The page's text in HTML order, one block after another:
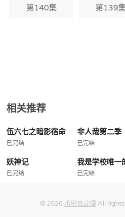
第140集 第139
相关推荐
伍六七之暗影宿命
已完结
非人哉第二季
已完结
妖神记
已完结
我是学校唯一
已完结
© 2026 哈密瓜动漫 All